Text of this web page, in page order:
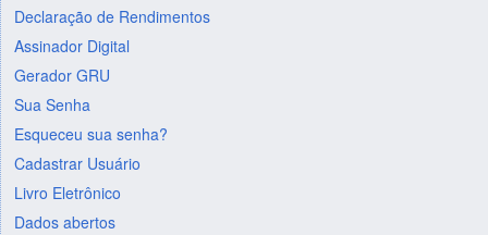
Declaração de Rendimentos
Assinador Digital
Gerador GRU
Sua Senha
Esqueceu sua senha?
Cadastrar Usuário
Livro Eletrônico
Dados abertos